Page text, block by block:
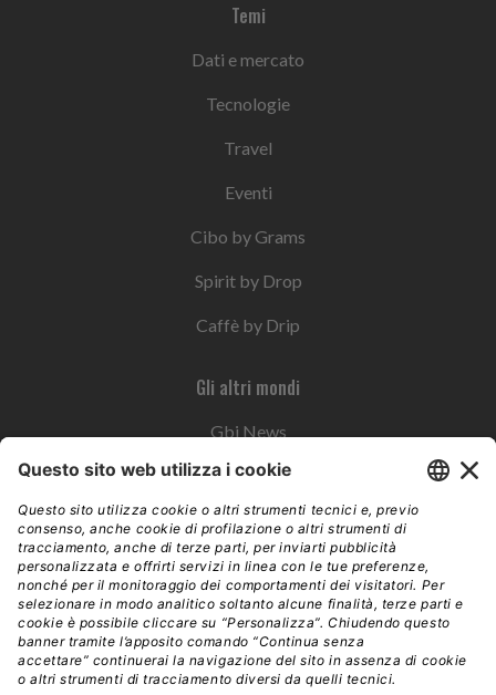
Temi
Dati e mercato
Tecnologie
Travel
Eventi
Cibo by Grams
Spirit by Drop
Caffè by Drip
Gli altri mondi
Gbi News
Instoremag
Esplora il gruppo
Edra Edizioni
Edizioni LSWR
LSWR Group